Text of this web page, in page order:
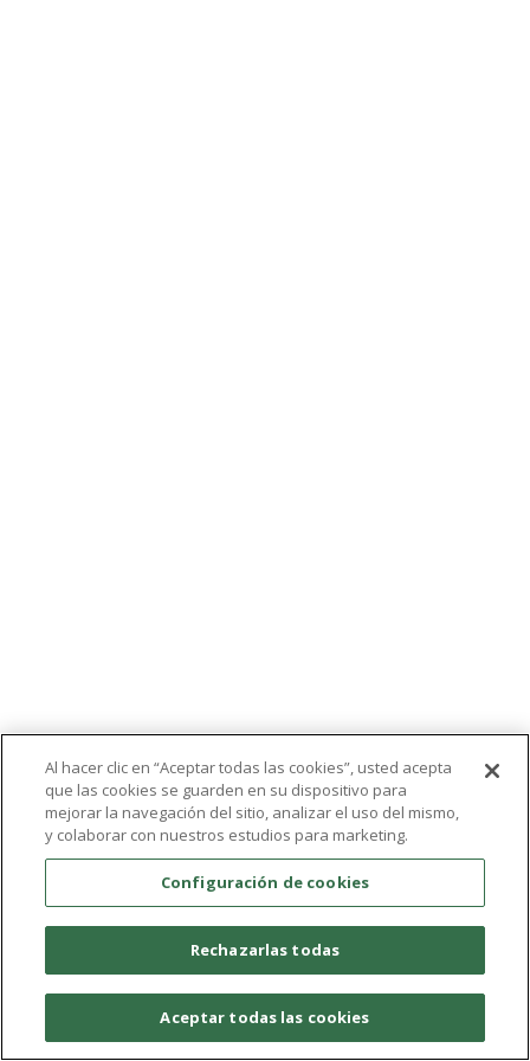
Al hacer clic en “Aceptar todas las cookies”, usted acepta
que las cookies se guarden en su dispositivo para
mejorar la navegación del sitio, analizar el uso del mismo,
y colaborar con nuestros estudios para marketing.
Configuración de cookies
Rechazarlas todas
Aceptar todas las cookies